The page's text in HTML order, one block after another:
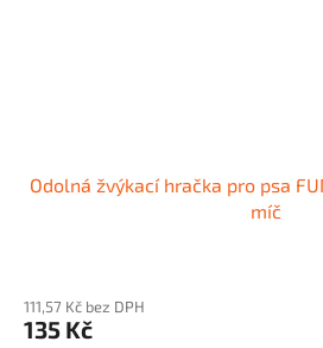
Odolná žvýkací hračka pro psa
míč
111,57 Kč bez DPH
135 Kč